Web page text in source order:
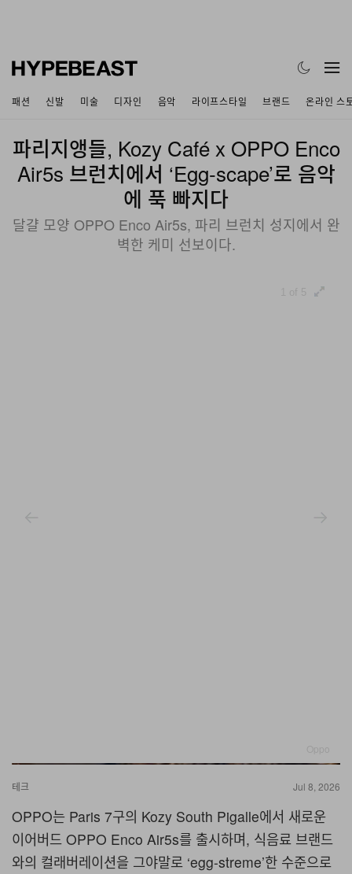
패션 신발 미술 디자인 음악 라이프스타일 브랜드 온라인 스
파리지앵들, Kozy Café x OPPO Enco
Air5s 브런치에서 ‘Egg‑scape’로 음악
에 푹 빠지다
달걀 모양 OPPO Enco Air5s, 파리 브런치 성지에서 완
벽한 케미 선보이다.
테크 Jul 8, 2026
OPPO는 Paris 7구의 Kozy South Pigalle에서 새로운
이어버드 OPPO Enco Air5s를 출시하며, 식음료 브랜드
와의 컬래버레이션을 그야말로 ‘egg-streme’한 수준으로